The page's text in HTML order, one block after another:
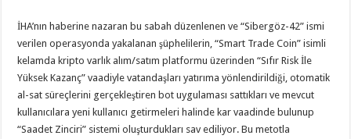
İHA’nın haberine nazaran bu sabah düzenlenen ve “Sibergöz-42” ismi
verilen operasyonda yakalanan şüphelilerin, “Smart Trade Coin” isimli
kelamda kripto varlık alım/satım platformu üzerinden “Sıfır Risk İle
Yüksek Kazanç” vaadiyle vatandaşları yatırıma yönlendirildiği, otomatik
al-sat süreçlerini gerçekleştiren bot uygulaması sattıkları ve mevcut
kullanıcılara yeni kullanıcı getirmeleri halinde kar vaadinde bulunup
“Saadet Zinciri” sistemi oluşturdukları sav ediliyor. Bu metotla